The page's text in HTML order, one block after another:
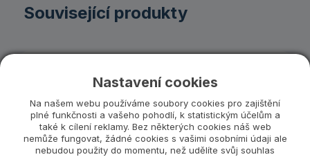
Související produkty
Nastavení cookies
Na našem webu používáme soubory cookies pro zajištění
plné funkčnosti a vašeho pohodlí, k statistickým účelům a
také k cílení reklamy. Bez některých cookies náš web
nemůže fungovat, žádné cookies s vašimi osobními údaji ale
nebudou použity do momentu, než udělíte svůj souhlas